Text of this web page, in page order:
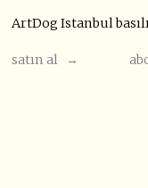
ArtDog Istanbul
satın al →